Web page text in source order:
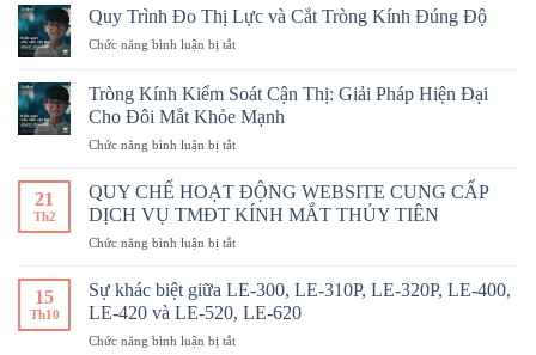
thủ
công
bằng
mài
lắp
bằng
máy
mài
tròng
tự
động
Quy Trình Đo Thị Lực và Cắt Tròng Kính Đúng Độ
Chức năng bình luận bị tắtở
Trình
Đo
Thị
Lực
Cắt
Tròng
Kính
Đúng
Tròng Kính Kiểm Soát Cận Thị: Giải Pháp Hiện Đại
Cho Đôi Mắt Khỏe Mạnh
Chức năng bình luận bị tắtở
Kính
Kiểm
Soát
Cận
Giải
Pháp
Hiện
Đại
21
Th2
QUY CHẾ HOẠT ĐỘNG WEBSITE CUNG CẤP
DỊCH VỤ TMĐT KÍNH MẮT THỦY TIÊN
Chức năng bình luận bị tắtở
CHẾ
ĐỘNG WEBSITE
CUNG
15
Th10
Sự khác biệt giữa LE-300, LE-310P, LE-320P, LE-400,
LE-420 và LE-520, LE-620
Chức năng bình luận bị tắtở